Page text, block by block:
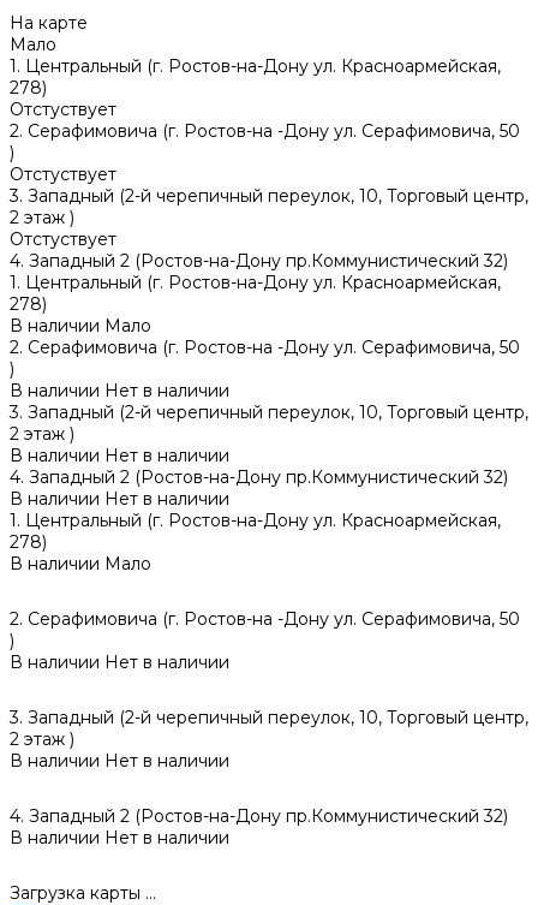
На карте
Мало
1. Центральный (г. Ростов-на-Дону ул. Красноармейская,
278)
Отстуствует
2. Серафимовича (г. Ростов-на -Дону ул. Серафимовича, 50
)
Отстуствует
3. Западный (2-й черепичный переулок, 10, Торговый центр,
2 этаж )
Отстуствует
4. Западный 2 (Ростов-на-Дону пр.Коммунистический 32)
1. Центральный (г. Ростов-на-Дону ул. Красноармейская,
278)
В наличии Мало
2. Серафимовича (г. Ростов-на -Дону ул. Серафимовича, 50
)
В наличии Нет в наличии
3. Западный (2-й черепичный переулок, 10, Торговый центр,
2 этаж )
В наличии Нет в наличии
4. Западный 2 (Ростов-на-Дону пр.Коммунистический 32)
В наличии Нет в наличии
1. Центральный (г. Ростов-на-Дону ул. Красноармейская,
278)
В наличии Мало
2. Серафимовича (г. Ростов-на -Дону ул. Серафимовича, 50
)
В наличии Нет в наличии
3. Западный (2-й черепичный переулок, 10, Торговый центр,
2 этаж )
В наличии Нет в наличии
4. Западный 2 (Ростов-на-Дону пр.Коммунистический 32)
В наличии Нет в наличии
Загрузка карты ...